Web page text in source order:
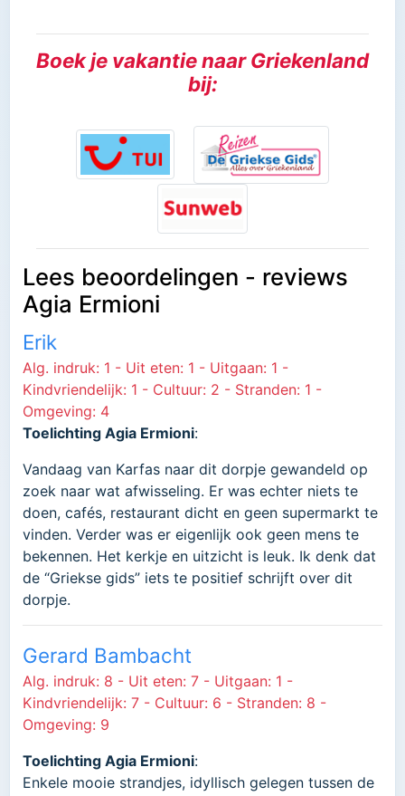
Boek je vakantie naar Griekenland
bij:
Lees beoordelingen - reviews
Agia Ermioni
Erik
Alg. indruk: 1 - Uit eten: 1 - Uitgaan: 1 -
Kindvriendelijk: 1 - Cultuur: 2 - Stranden: 1 -
Omgeving: 4
Toelichting Agia Ermioni:
Vandaag van Karfas naar dit dorpje gewandeld op
zoek naar wat afwisseling. Er was echter niets te
doen, cafés, restaurant dicht en geen supermarkt te
vinden. Verder was er eigenlijk ook geen mens te
bekennen. Het kerkje en uitzicht is leuk. Ik denk dat
de “Griekse gids” iets te positief schrijft over dit
dorpje.
Gerard Bambacht
Alg. indruk: 8 - Uit eten: 7 - Uitgaan: 1 -
Kindvriendelijk: 7 - Cultuur: 6 - Stranden: 8 -
Omgeving: 9
Toelichting Agia Ermioni:
Enkele mooie strandjes, idyllisch gelegen tussen de